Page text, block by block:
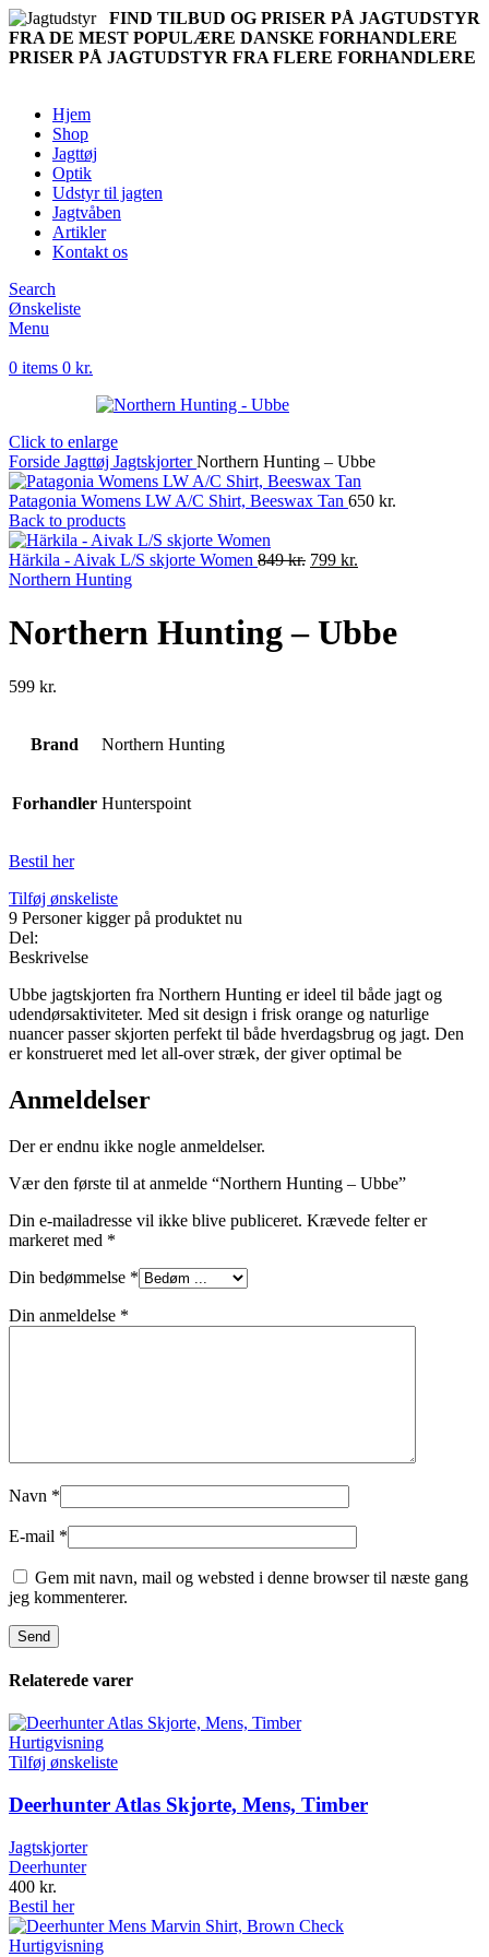
FIND TILBUD OG PRISER PÅ JAGTUDSTYR
FRA DE MEST POPULÆRE DANSKE FORHANDLERE
PRISER PÅ JAGTUDSTYR FRA FLERE FORHANDLERE
Hjem
Shop
Jagttøj
Optik
Udstyr til jagten
Jagtvåben
Artikler
Kontakt os
Search
Ønskeliste
Menu
0 items 0 kr.
Click to enlarge
Forside Jagttøj JagtskjorterNorthern Hunting – Ubbe
Patagonia Womens LW A/C Shirt, Beeswax Tan 650 kr.
Back to products
Härkila - Aivak L/S skjorte Women 849kr. Original
849 kr..
799 kr.
799 kr..
Northern Hunting
Northern Hunting – Ubbe
599 kr.
Brand Northern Hunting
Forhandler Hunterspoint
Bestil her
Tilføj ønskeliste
9 Personer kigger på produktet nu
Del:
Beskrivelse
Ubbe jagtskjorten fra Northern Hunting er ideel til både jagt og
udendørsaktiviteter. Med sit design i frisk orange og naturlige
nuancer passer skjorten perfekt til både hverdagsbrug og jagt. Den
er konstrueret med let all-over stræk, der giver optimal be
Anmeldelser
Der er endnu ikke nogle anmeldelser.
Vær den første til at anmelde “Northern Hunting – Ubbe”
Din e-mailadresse vil ikke blive publiceret. Krævede felter er
markeret med *
Din bedømmelse *
Din anmeldelse *
Navn *
E-mail *
Gem mit navn, mail og websted i denne browser til næste gang
jeg kommenterer.
Relaterede varer
Hurtigvisning
Tilføj ønskeliste
Deerhunter Atlas Skjorte, Mens, Timber
Jagtskjorter
Deerhunter
400 kr.
Bestil her
Hurtigvisning